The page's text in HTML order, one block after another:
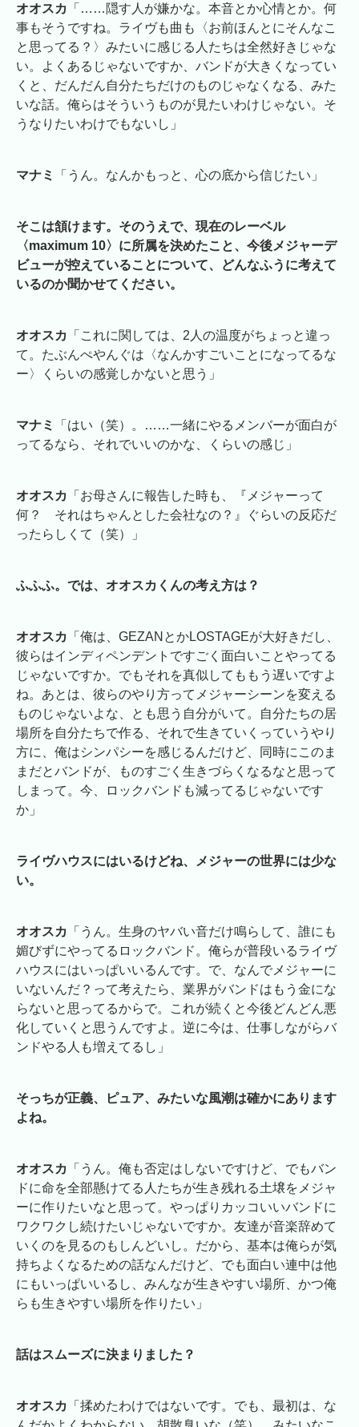
オオスカ
「……隠す人が嫌かな。本音とか心情とか。何
事もそうですね。ライヴも曲も〈お前ほんとにそんなこ
と思ってる？〉みたいに感じる人たちは全然好きじゃな
い。よくあるじゃないですか、バンドが大きくなってい
くと、だんだん自分たちだけのものじゃなくなる、みた
いな話。俺らはそういうものが見たいわけじゃない。そ
うなりたいわけでもないし」
マナミ 「うん。なんかもっと、心の底から信じたい」
そこは頷けます。そのうえで、現在のレーベル
〈maximum 10〉に所属を決めたこと、今後メジャーデ
ビューが控えていることについて、どんなふうに考えて
いるのか聞かせてください。
オオスカ
「これに関しては、2人の温度がちょっと違っ
て。たぶんぺやんぐは〈なんかすごいことになってるな
ー〉くらいの感覚しかないと思う」
マナミ
「はい（笑）。……一緒にやるメンバーが面白が
ってるなら、それでいいのかな、くらいの感じ」
オオスカ
「お母さんに報告した時も、『メジャーって
何？ それはちゃんとした会社なの？』ぐらいの反応だ
ったらしくて（笑）」
ふふふ。では、オオスカくんの考え方は？
オオスカ
「俺は、GEZANとかLOSTAGEが大好きだし、
彼らはインディペンデントですごく面白いことやってる
じゃないですか。でもそれを真似してももう遅いですよ
ね。あとは、彼らのやり方ってメジャーシーンを変える
ものじゃないよな、とも思う自分がいて。自分たちの居
場所を自分たちで作る、それで生きていくっていうやり
方に、俺はシンパシーを感じるんだけど、同時にこのま
まだとバンドが、ものすごく生きづらくなるなと思って
しまって。今、ロックバンドも減ってるじゃないです
か」
ライヴハウスにはいるけどね、メジャーの世界には少な
い。
オオスカ
「うん。生身のヤバい音だけ鳴らして、誰にも
媚びずにやってるロックバンド。俺らが普段いるライヴ
ハウスにはいっぱいいるんです。で、なんでメジャーに
いないんだ？って考えたら、業界がバンドはもう金にな
らないと思ってるからで。これが続くと今後どんどん悪
化していくと思うんですよ。逆に今は、仕事しながらバ
ンドやる人も増えてるし」
そっちが正義、ピュア、みたいな風潮は確かにあります
よね。
オオスカ
「うん。俺も否定はしないですけど、でもバン
ドに命を全部懸けてる人たちが生き残れる土壌をメジャ
ーに作りたいなと思って。やっぱりカッコいいバンドに
ワクワクし続けたいじゃないですか。友達が音楽辞めて
いくのを見るのもしんどいし。だから、基本は俺らが気
持ちよくなるための話なんだけど、でも面白い連中は他
にもいっぱいいるし、みんなが生きやすい場所、かつ俺
らも生きやすい場所を作りたい」
話はスムーズに決まりました？
オオスカ
「揉めたわけではないです。でも、最初は、な